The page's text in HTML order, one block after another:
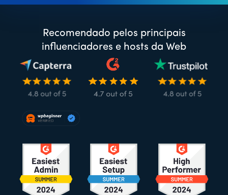
Recomendado pelos principais
influenciadores e hosts da Web